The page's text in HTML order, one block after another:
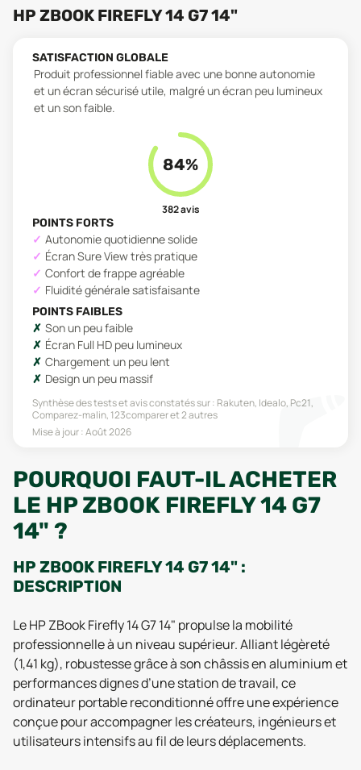
HP ZBOOK FIREFLY 14 G7 14"
SATISFACTION GLOBALE
Produit professionnel fiable avec une bonne autonomie
et un écran sécurisé utile, malgré un écran peu lumineux
et un son faible.
84%
382avis
POINTS FORTS
Autonomie quotidienne solide
Écran Sure View très pratique
Confort de frappe agréable
Fluidité générale satisfaisante
POINTS FAIBLES
Son un peu faible
Écran Full HD peu lumineux
Chargement un peu lent
Design un peu massif
Synthèse des tests et avis constatés sur : Rakuten, Idealo, Pc21,
Comparez-malin, 123compareret 2 autres
Mise à jour :Août 2026
POURQUOI FAUT-IL ACHETER
LE HP ZBOOK FIREFLY 14 G7
14" ?
HP ZBOOK FIREFLY 14 G7 14" :
DESCRIPTION
Le HP ZBook Firefly 14 G7 14" propulse la mobilité
professionnelle à un niveau supérieur. Alliant légèreté
(1,41 kg), robustesse grâce à son châssis en aluminium et
performances dignes d’une station de travail, ce
ordinateur portable reconditionné offre une expérience
conçue pour accompagner les créateurs, ingénieurs et
utilisateurs intensifs au fil de leurs déplacements.